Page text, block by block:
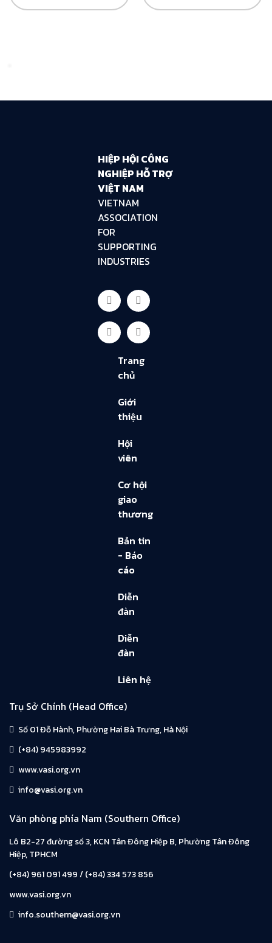
HIỆP HỘI CÔNG
NGHIỆP HỖ TRỢ
VIỆT NAM
VIETNAM
ASSOCIATION
FOR
SUPPORTING
INDUSTRIES
Trang
chủ
Giới
thiệu
Hội
viên
Cơ hội
giao
thương
Bản tin
- Báo
cáo
Diễn
đàn
Diễn
đàn
Liên hệ
Trụ Sở Chính (Head Office)
Số 01 Đỗ Hành, Phường Hai Bà Trưng, Hà Nội
(+84) 945983992
www.vasi.org.vn
info@vasi.org.vn
Văn phòng phía Nam (Southern Office)
Lô B2-27 đường số 3, KCN Tân Đông Hiệp B, Phường Tân Đông
Hiệp, TPHCM
(+84) 961 091 499 / (+84) 334 573 856
www.vasi.org.vn
info.southern@vasi.org.vn